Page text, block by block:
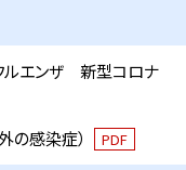
ルエンザ 新型コロナ
感染症） PDF